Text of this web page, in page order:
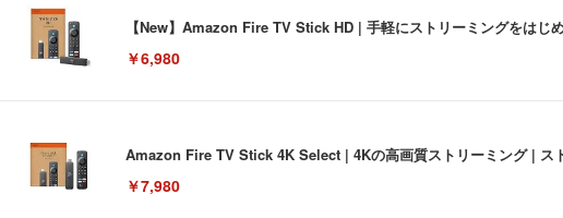
【New】Amazon Fire TV Stick HD | 手軽にストリーミングをはじ
￥6,980
Amazon Fire TV Stick 4K Select | 4Kの高画質ストリーミング | ス
￥7,980